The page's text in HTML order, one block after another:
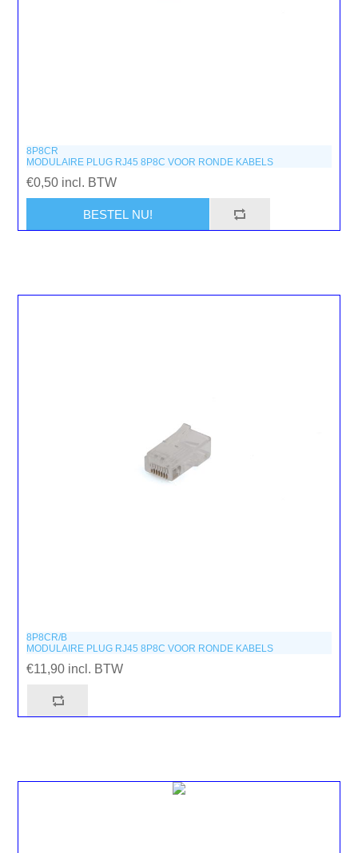
8P8CR
MODULAIRE PLUG RJ45 8P8C VOOR RONDE KABELS
€0,50 incl. BTW
8P8CR/B
MODULAIRE PLUG RJ45 8P8C VOOR RONDE KABELS
€11,90 incl. BTW